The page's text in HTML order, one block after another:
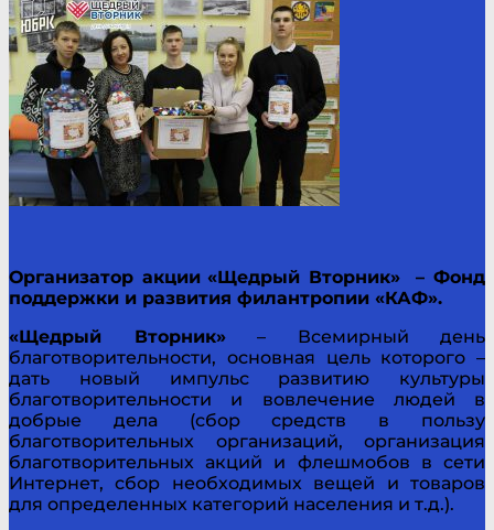
Организатор акции «Щедрый Вторник»
– Фонд
поддержки и развития филантропии «КАФ».
«Щедрый Вторник»– Всемирный день
благотворительности, основная цель которого –
дать новый импульс развитию культуры
благотворительности и вовлечение людей в
добрые дела (сбор средств в пользу
благотворительных организаций, организация
благотворительных акций и флешмобов в сети
Интернет, сбор необходимых вещей и товаров
для определенных категорий населения и т.д.).